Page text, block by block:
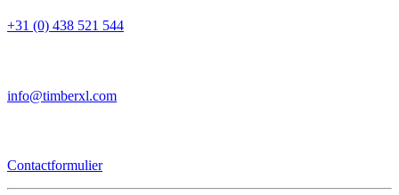
+31 (0) 438 521 544
info@timberxl.com
Contactformulier